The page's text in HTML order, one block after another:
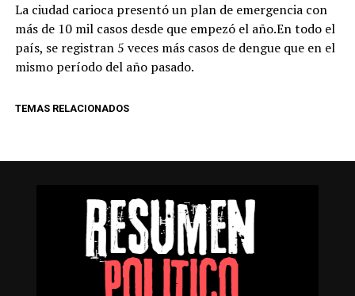
La ciudad carioca presentó un plan de emergencia con
más de 10 mil casos desde que empezó el año.En todo el
país, se registran 5 veces más casos de dengue que en el
mismo período del año pasado.
TEMAS RELACIONADOS